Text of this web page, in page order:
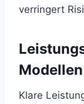
verringert
Modellen
Klare